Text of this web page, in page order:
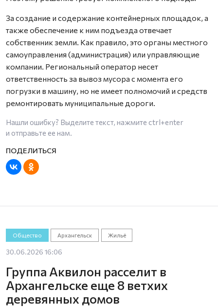
За создание и содержание контейнерных площадок, а
также обеспечение к ним подъезда отвечает
собственник земли. Как правило, это органы местного
самоуправления (администрация) или управляющие
компании. Региональный оператор несет
ответственность за вывоз мусора с момента его
погрузки в машину, но не имеет полномочий и средств
ремонтировать муниципальные дороги.
Нашли ошибку? Выделите текст, нажмите ctrl+enter
и отправьте ее нам.
Общество Архангельск Жильё
30.06.2026 16:06
Группа Аквилон расселит в
Архангельске еще 8 ветхих
деревянных домов